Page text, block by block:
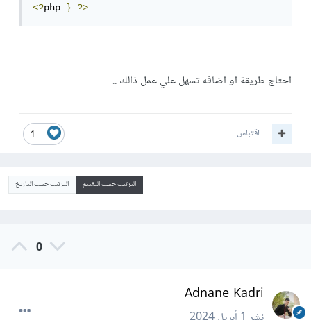
<?php } ?>
احتاج طريقة او اضافه تسهل علي عمل ذالك ..
1 اقتباس
الترتيب حسب التقييم الترتيب حسب التاريخ
0
Adnane Kadri